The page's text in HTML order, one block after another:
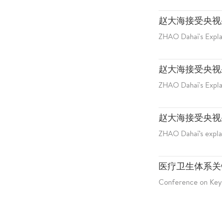
赵大海接受央
ZHAO Dahai's
赵大海接受央
ZHAO Dahai's
赵大海接受央
ZHAO Dahai’s
医疗卫生体系
Conference on